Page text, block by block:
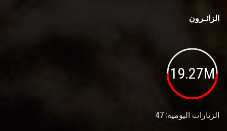
الزائـرون
19.27M
الزيارات اليومية: 47